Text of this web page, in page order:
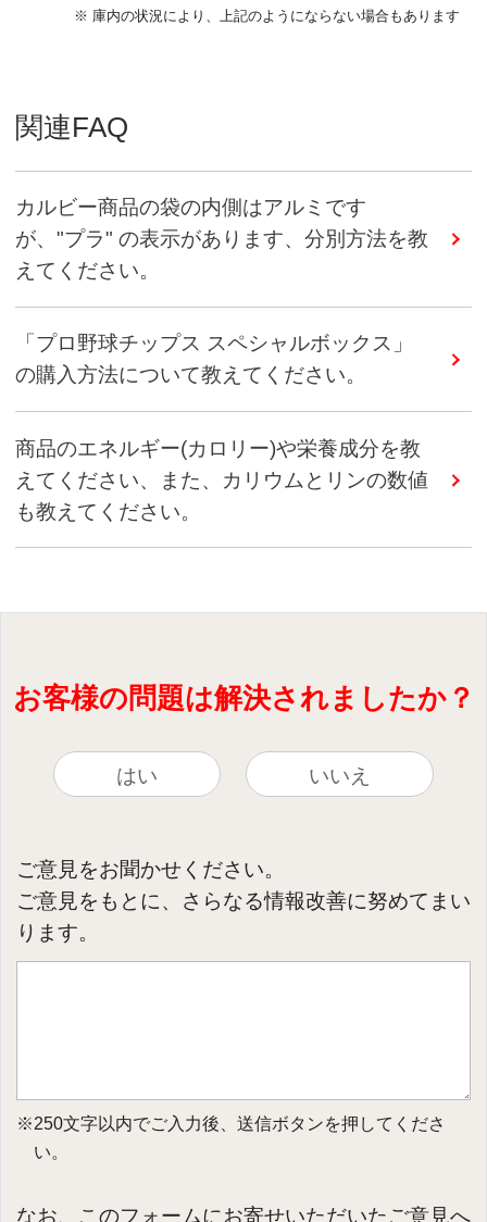
※ 庫内の状況により、上記のようにならない場合もあります
関連FAQ
カルビー商品の袋の内側はアルミです
が、"プラ" の表示があります、分別方法を教
えてください。
「プロ野球チップス スペシャルボックス」
の購入方法について教えてください。
商品のエネルギー(カロリー)や栄養成分を教
えてください、また、カリウムとリンの数値
も教えてください。
お客様の問題は解決されましたか？
はい いいえ
ご意見をお聞かせください。
ご意見をもとに、さらなる情報改善に努めてまい
ります。
※250文字以内でご入力後、送信ボタンを押してくださ
い。
なお、このフォームにお寄せいただいたご意見へ